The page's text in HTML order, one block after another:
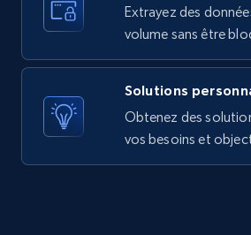
price, Currency, Sold, and more.
1.6K+ 181+
Extrayez des
volume sans être
Solutions
Obtenez des
vos besoins et